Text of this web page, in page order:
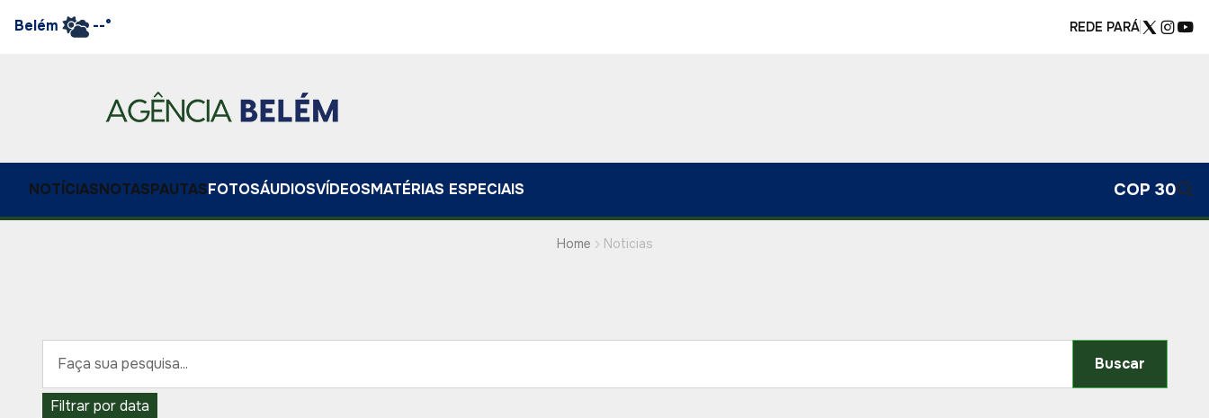
Belém --° REDE PARÁ
NOTÍCIASNOTASPAUTASFOTOSÁUDIOSVÍDEOSMATÉRIAS ESPECIAIS COP 30
Home Noticias
Buscar
Filtrar por data